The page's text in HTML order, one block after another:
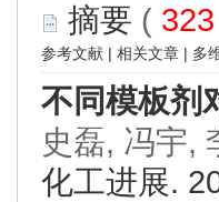
摘要 ( 323
参考文献 | 相关文章 | 多
不同模板剂
史磊, 冯宇,
化工进展.